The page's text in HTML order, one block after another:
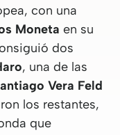
con una
Moneta en su
dos
, una de las
Vera Feld
los restantes,
que